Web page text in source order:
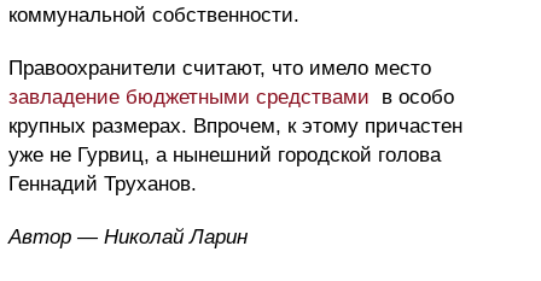
коммунальной собственности.
Правоохранители считают, что имело место
завладение бюджетными средствами
в особо
крупных размерах. Впрочем, к этому причастен
уже не Гурвиц, а нынешний городской голова
Геннадий Труханов.
Автор — Николай Ларин